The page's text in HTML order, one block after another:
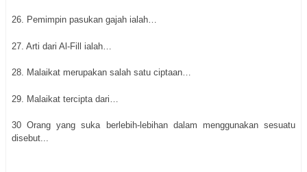
26. Pemimpin pasukan gajah ialah…
27. Arti dari Al-Fill ialah…
28. Malaikat merupakan salah satu ciptaan…
29. Malaikat tercipta dari…
30 Orang yang suka berlebih-lebihan dalam menggunakan sesuatu
disebut...